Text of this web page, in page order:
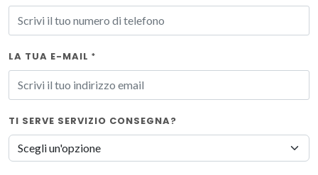
LA TUA E-MAIL *
TI SERVE SERVIZIO CONSEGNA?